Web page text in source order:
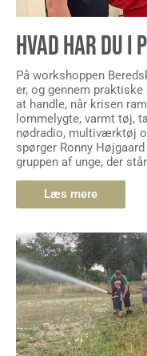
HVAD HAR DU I
På workshoppen
er, og gennem
at handle, når krisen
lommelygte, varmt tøj,
nødradio, multiværktøj
spørger Ronny
gruppen af unge, der
Læs mere